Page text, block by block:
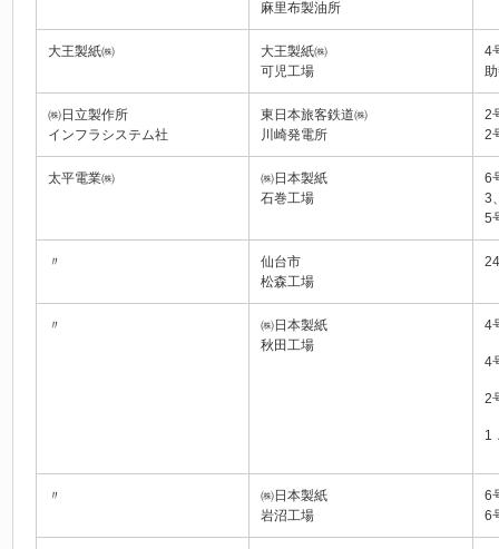
麻里布製油所
大王製紙㈱
大王製紙㈱
可児工場
4
㈱日立製作所
インフラシステム社
東日本旅客鉄道㈱
川崎発電所
2
2
太平電業㈱
㈱日本製紙
石巻工場
6
3
5
〃
仙台市
松森工場
〃
㈱日本製紙
秋田工場
4
4
2
1
〃
㈱日本製紙
岩沼工場
6
6